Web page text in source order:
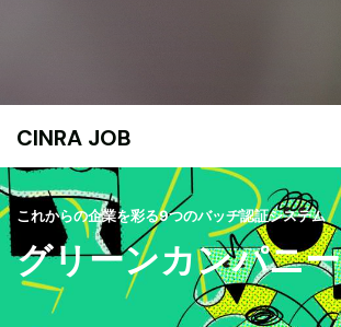
CINRA JOB
これからの企業を彩る9つのバッヂ認証システム
グリーンカンパニー